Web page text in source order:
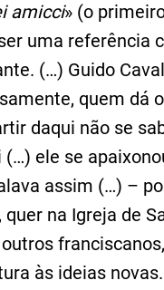
amicci» (o
uma referência
(…) Guido
quem dá
daqui não se
ele se
assim (…) –
na Igreja de
às ideias